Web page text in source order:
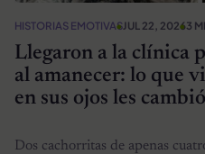
HISTORIAS EMOTIVASJUL 22, 20263
Llegaron a la clínica
al amanecer: lo que
en sus ojos les
Dos cachorritas de apenas